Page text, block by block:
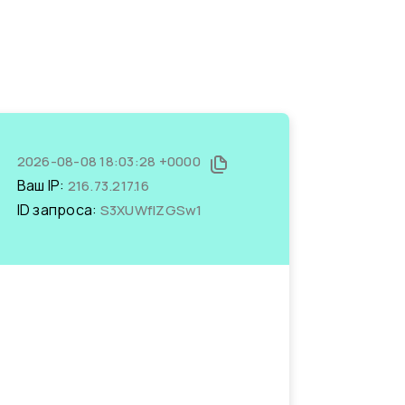
2026-08-08 18:03:28 +0000
Ваш IP: 216.73.217.16
ID запроса: S3XUWflZGSw1